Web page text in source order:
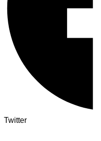
Twitter